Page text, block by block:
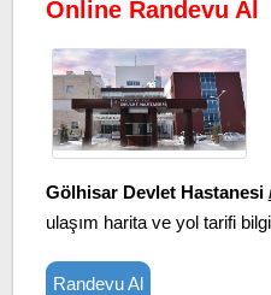
Online Randevu Al
Gölhisar Devlet Hastanesi
ulaşım harita ve yol tarifi
Randevu Al